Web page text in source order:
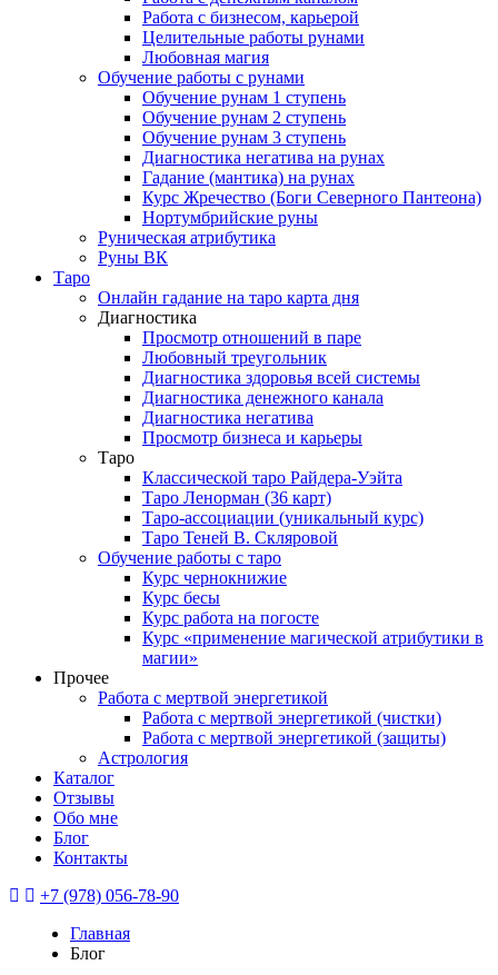
Работа с бизнесом, карьерой
Целительные работы рунами
Любовная магия
Обучение работы с рунами
Обучение рунам 1 ступень
Обучение рунам 2 ступень
Обучение рунам 3 ступень
Диагностика негатива на рунах
Гадание (мантика) на рунах
Курс Жречество (Боги Северного Пантеона)
Нортумбрийские руны
Руническая атрибутика
Руны ВК
Таро
Онлайн гадание на таро карта дня
Диагностика
Просмотр отношений в паре
Любовный треугольник
Диагностика здоровья всей системы
Диагностика денежного канала
Диагностика негатива
Просмотр бизнеса и карьеры
Таро
Классической таро Райдера-Уэйта
Таро Ленорман (36 карт)
Таро-ассоциации (уникальный курс)
Таро Теней В. Скляровой
Обучение работы с таро
Курс чернокнижие
Курс бесы
Курс работа на погосте
Курс «применение магической атрибутики в
магии»
Прочее
Работа с мертвой энергетикой
Работа с мертвой энергетикой (чистки)
Работа с мертвой энергетикой (защиты)
Астрология
Каталог
Отзывы
Обо мне
Блог
Контакты
+7 (978) 056-78-90
Главная
Блог